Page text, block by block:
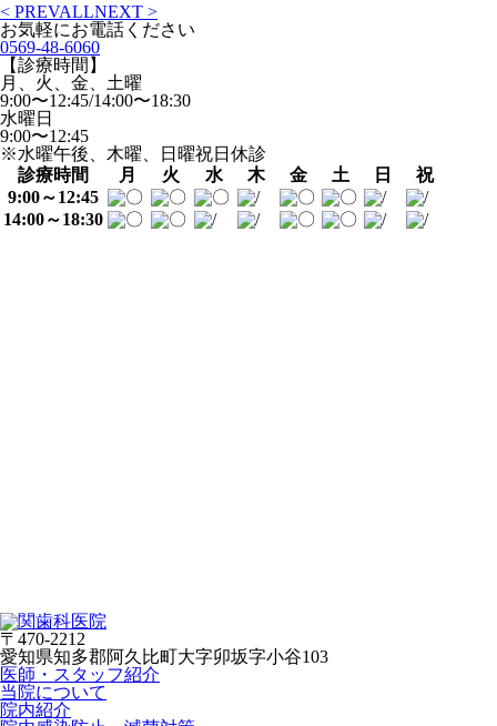
< PREVALLNEXT >
お気軽にお電話ください
0569-48-6060
【診療時間】
月、火、金、土曜
9:00〜12:45/14:00〜18:30
水曜日
9:00〜12:45
※水曜午後、木曜、日曜祝日休診
診療時間
月 火 水 木 金 土 日
祝
9:00～12:45
14:00～18:30
〒470-2212
愛知県知多郡阿久比町大字卯坂字小谷103
医師・スタッフ紹介
当院について
院内紹介